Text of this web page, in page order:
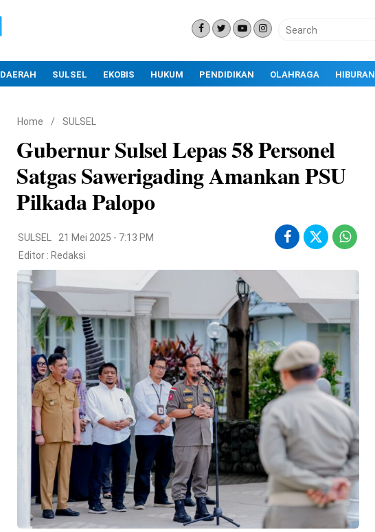
DAERAH SULSEL EKOBIS HUKUM PENDIDIKAN OLAHRAGA HIBURAN
Home / SULSEL
Gubernur Sulsel Lepas 58 Personel
Satgas Sawerigading Amankan PSU
Pilkada Palopo
SULSEL
21 Mei 2025 - 7:13 PM
Editor : Redaksi